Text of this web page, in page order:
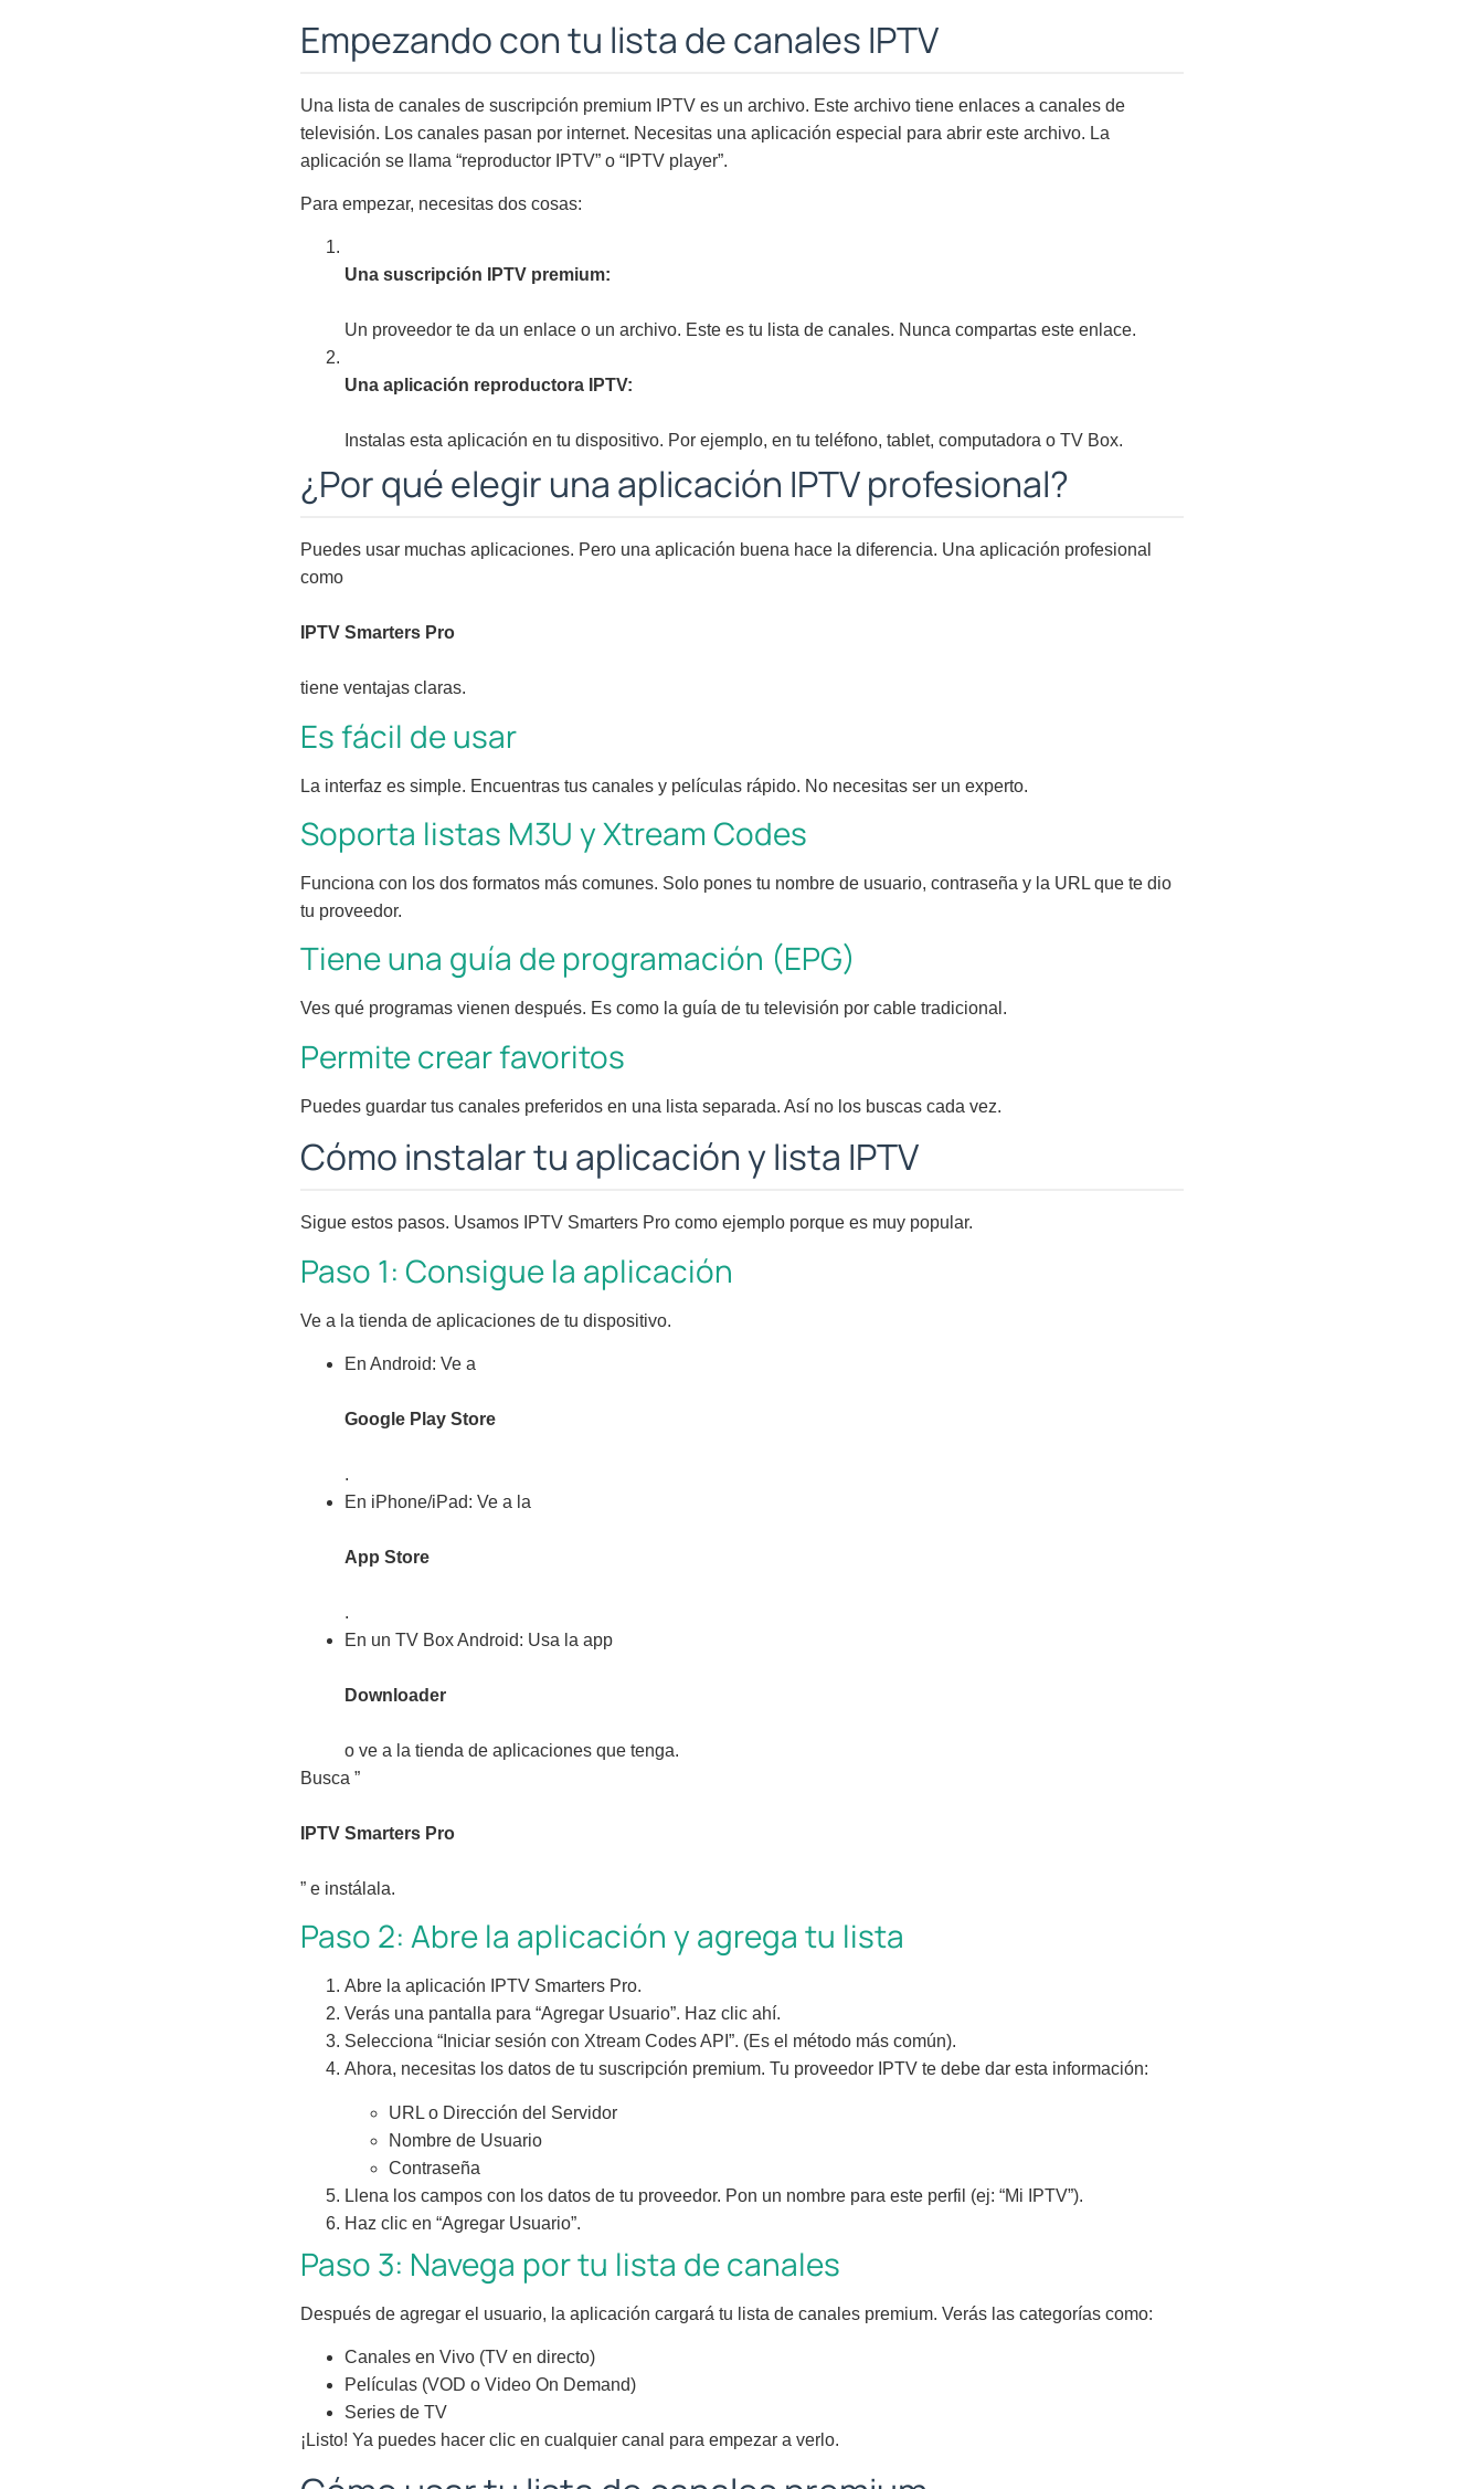
Empezando con tu lista de canales IPTV
Una lista de canales de suscripción premium IPTV es un archivo. Este archivo tiene enlaces a canales de
televisión. Los canales pasan por internet. Necesitas una aplicación especial para abrir este archivo. La
aplicación se llama “reproductor IPTV” o “IPTV player”.
Para empezar, necesitas dos cosas:
Una suscripción IPTV premium:
Un proveedor te da un enlace o un archivo. Este es tu lista de canales. Nunca compartas este enlace.
Una aplicación reproductora IPTV:
Instalas esta aplicación en tu dispositivo. Por ejemplo, en tu teléfono, tablet, computadora o TV Box.
¿Por qué elegir una aplicación IPTV profesional?
Puedes usar muchas aplicaciones. Pero una aplicación buena hace la diferencia. Una aplicación profesional
como
IPTV Smarters Pro
tiene ventajas claras.
Es fácil de usar
La interfaz es simple. Encuentras tus canales y películas rápido. No necesitas ser un experto.
Soporta listas M3U y Xtream Codes
Funciona con los dos formatos más comunes. Solo pones tu nombre de usuario, contraseña y la URL que te dio
tu proveedor.
Tiene una guía de programación (EPG)
Ves qué programas vienen después. Es como la guía de tu televisión por cable tradicional.
Permite crear favoritos
Puedes guardar tus canales preferidos en una lista separada. Así no los buscas cada vez.
Cómo instalar tu aplicación y lista IPTV
Sigue estos pasos. Usamos IPTV Smarters Pro como ejemplo porque es muy popular.
Paso 1: Consigue la aplicación
Ve a la tienda de aplicaciones de tu dispositivo.
En Android: Ve a
Google Play Store
.
En iPhone/iPad: Ve a la
App Store
.
En un TV Box Android: Usa la app
Downloader
o ve a la tienda de aplicaciones que tenga.
Busca ”
IPTV Smarters Pro
” e instálala.
Paso 2: Abre la aplicación y agrega tu lista
Abre la aplicación IPTV Smarters Pro.
Verás una pantalla para “Agregar Usuario”. Haz clic ahí.
Selecciona “Iniciar sesión con Xtream Codes API”. (Es el método más común).
Ahora, necesitas los datos de tu suscripción premium. Tu proveedor IPTV te debe dar esta información:
URL o Dirección del Servidor
Nombre de Usuario
Contraseña
Llena los campos con los datos de tu proveedor. Pon un nombre para este perfil (ej: “Mi IPTV”).
Haz clic en “Agregar Usuario”.
Paso 3: Navega por tu lista de canales
Después de agregar el usuario, la aplicación cargará tu lista de canales premium. Verás las categorías como:
Canales en Vivo (TV en directo)
Películas (VOD o Video On Demand)
Series de TV
¡Listo! Ya puedes hacer clic en cualquier canal para empezar a verlo.